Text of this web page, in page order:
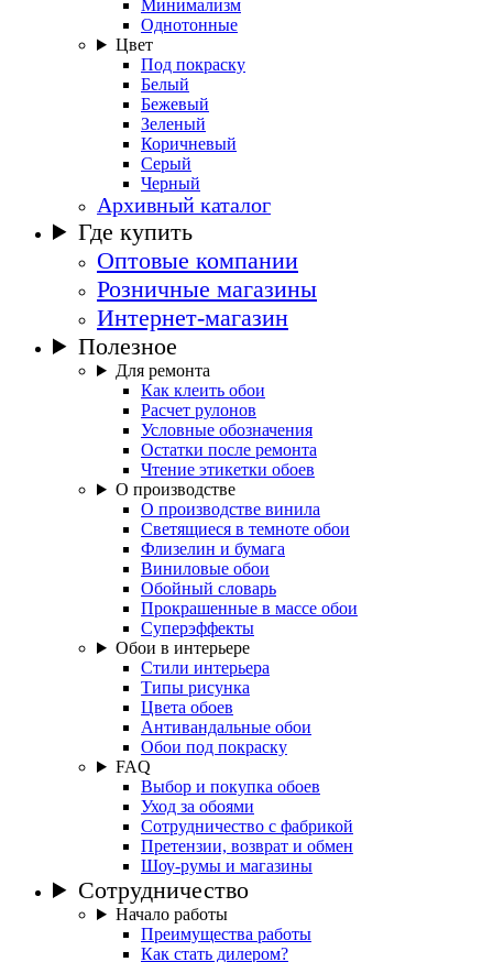
Минимализм
Однотонные
Цвет
Под покраску
Белый
Бежевый
Зеленый
Коричневый
Серый
Черный
Архивный каталог
Где купить
Оптовые компании
Розничные магазины
Интернет-магазин
Полезное
Для ремонта
Как клеить обои
Расчет рулонов
Условные обозначения
Остатки после ремонта
Чтение этикетки обоев
О производстве
О производстве винила
Светящиеся в темноте обои
Флизелин и бумага
Виниловые обои
Обойный словарь
Прокрашенные в массе обои
Суперэффекты
Обои в интерьере
Стили интерьера
Типы рисунка
Цвета обоев
Антивандальные обои
Обои под покраску
FAQ
Выбор и покупка обоев
Уход за обоями
Сотрудничество с фабрикой
Претензии, возврат и обмен
Шоу-румы и магазины
Сотрудничество
Начало работы
Преимущества работы
Как стать дилером?